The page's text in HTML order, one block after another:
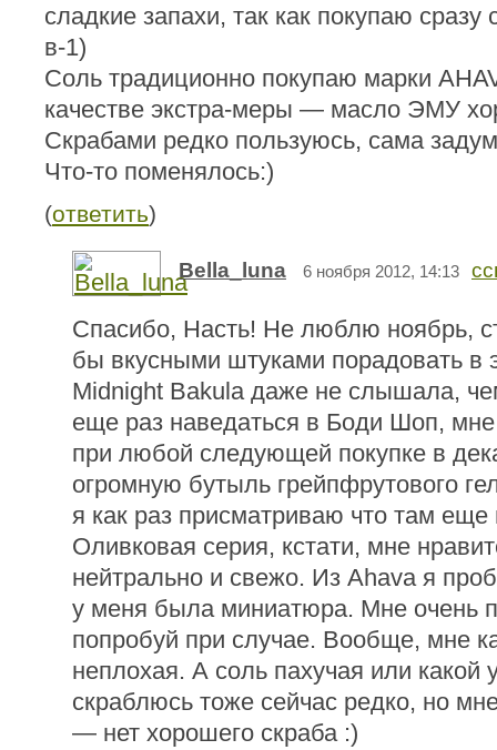
сладкие запахи, так как покупаю
в-1)
Соль традиционно покупаю марки
качестве экстра-меры — масло ЭМУ
Скрабами редко пользуюсь, сама
Что-то поменялось:)
(ответить)
Bella_luna 6 ноября 2012, 14:13
Спасибо, Насть! Не люблю ноябрь,
бы вкусными штуками порадовать в
Midnight Bakula даже не слышала,
еще раз наведаться в Боди Шоп,
при любой следующей покупке в
огромную бутыль грейпфрутового
я как раз присматриваю что там еще
Оливковая серия, кстати, мне
нейтрально и свежо. Из Ahava я
у меня была миниатюра. Мне очень
попробуй при случае. Вообще, мне
неплохая. А соль пахучая или
скраблюсь тоже сейчас редко, но
— нет хорошего скраба :)